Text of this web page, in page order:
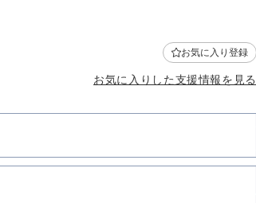
お気に入り登録
お気に入りした支援情報を見る